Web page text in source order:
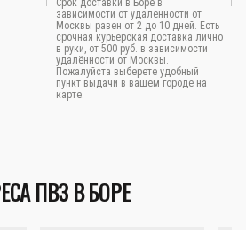
Срок доставки в Боре в
зависимости от удаленности от
Москвы равен от 2 до 10 дней. Есть
срочная курьерская доставка лично
в руки, от 500 руб. в зависимости
удалённости от Москвы.
Пожалуйста выберете удобный
пункт выдачи в вашем городе на
карте.
ПВЗ В БОРЕ